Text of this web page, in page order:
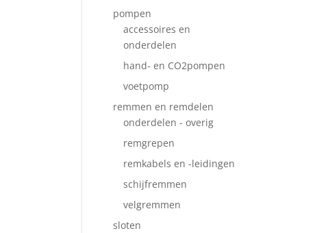
pompen
accessoires en
onderdelen
hand- en CO2pompen
voetpomp
remmen en remdelen
onderdelen - overig
remgrepen
remkabels en -leidingen
schijfremmen
velgremmen
sloten